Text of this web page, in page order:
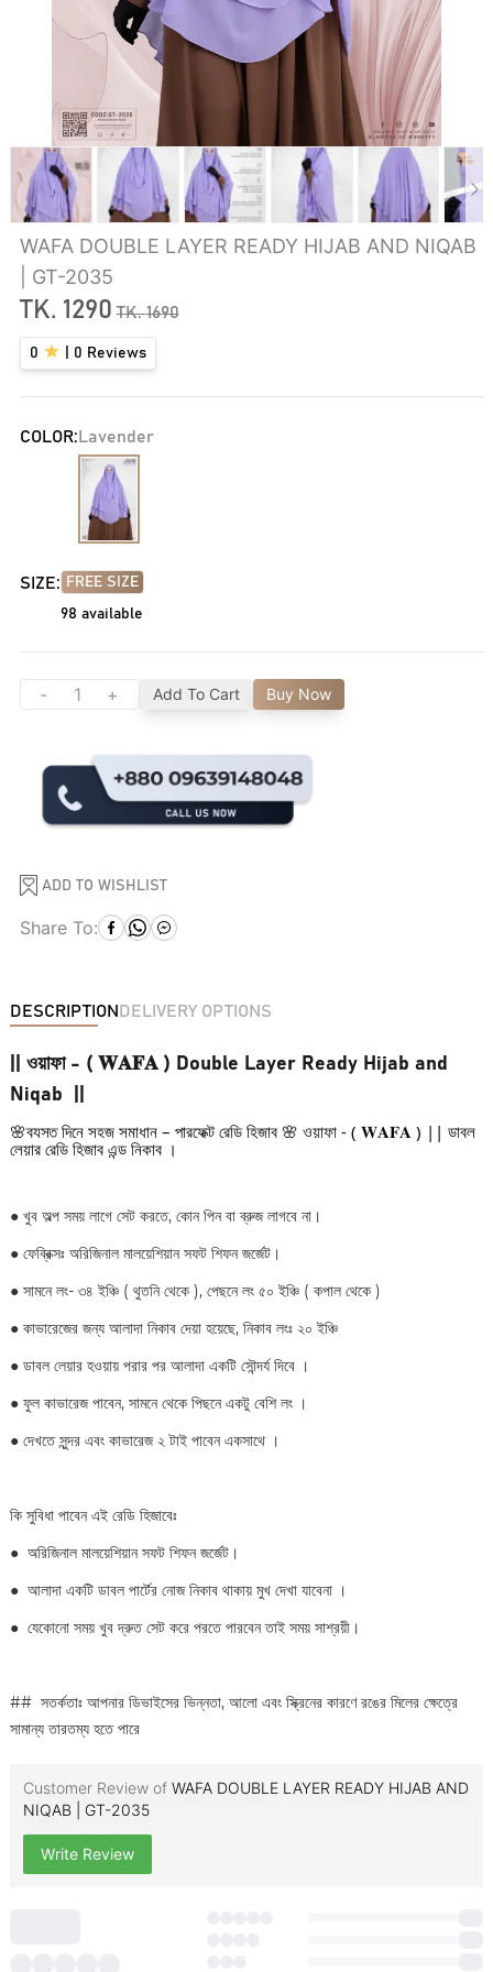
WAFA DOUBLE LAYER READY HIJAB AND NIQAB
| GT-2035
TK. 1290 TK.1690
0 0 Reviews
COLOR: Lavender
SIZE: FREE SIZE
98 available
- + Add To Cart Buy Now
ADD TO WISHLIST
Share To:
DESCRIPTION DELIVERY OPTIONS
|| ওয়াফা - ( 𝐖𝐀𝐅𝐀 ) Double Layer Ready Hijab and
Niqab ||
🌸ব্যস্ত দিনে সহজ সমাধান – পারফেক্ট রেডি হিজাব 🌸 ওয়াফা - ( 𝐖𝐀𝐅𝐀 ) || ডাবল
লেয়ার রেডি হিজাব এন্ড নিকাব ।
●খুব অল্প সময় লাগে সেট করতে, কোন পিন বা ব্রুজ লাগবে না।
●ফেব্রিক্সঃ অরিজিনাল মালয়েশিয়ান সফট শিফন জর্জেট।
●সামনে লং- ৩৪ ইঞ্চি ( থুতনি থেকে ), পেছনে লং ৫০ ইঞ্চি ( কপাল থেকে )
● কাভারেজের জন্য আলাদা নিকাব দেয়া হয়েছে, নিকাব লংঃ ২০ ইঞ্চি
●ডাবল লেয়ার হওয়ায় পরার পর আলাদা একটি সৌন্দর্য দিবে ।
●ফুল কাভারেজ পাবেন, সামনে থেকে পিছনে একটু বেশি লং ।
●দেখতে সুন্দর এবং কাভারেজ ২ টাই পাবেন একসাথে ।
কি সুবিধা পাবেন এই রেডি হিজাবেঃ
●অরিজিনাল মালয়েশিয়ান সফট শিফন জর্জেট।
●আলাদা একটি ডাবল পার্টের নোজ নিকাব থাকায় মুখ দেখা যাবেনা ।
●যেকোনো সময় খুব দ্রুত সেট করে পরতে পারবেন তাই সময় সাশ্রয়ী।
## সতর্কতাঃ আপনার ডিভাইসের ভিন্নতা, আলো এবং স্ক্রিনের কারণে রঙের মিলের ক্ষেত্রে
সামান্য তারতম্য হতে পারে
Customer Review of WAFA DOUBLE LAYER READY HIJAB AND
NIQAB | GT-2035
Write Review